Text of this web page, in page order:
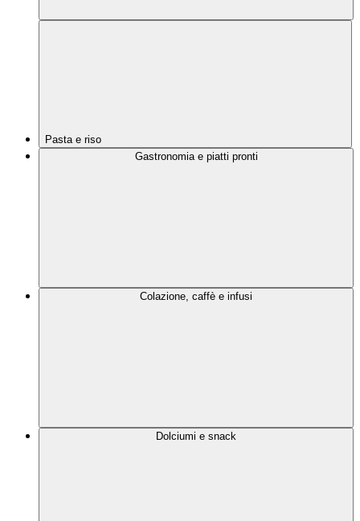
Pasta e riso
Gastronomia e piatti pronti
Colazione, caffè e infusi
Dolciumi e snack